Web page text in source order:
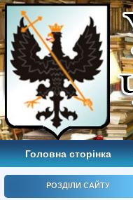
Головна сторінка
РОЗДІЛИ САЙТУ